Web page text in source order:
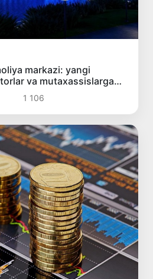
markazi: yangi
va mutaxassislarga
yaratadi?
1 106